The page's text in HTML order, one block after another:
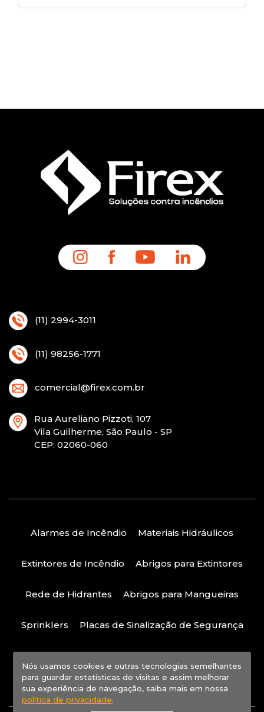
Alarmes de Incêndio Materiais Hidráulicos
Extintores de Incêndio Abrigos para Extintores
Rede de Hidrantes Abrigos para Mangueiras
Sprinklers Placas de Sinalização de Segurança
(11) 2994-3011
(11) 98256-1771
comercial@firex.com.br
Rua Aureliano Pizzoti, 107
Vila Guilherme, São Paulo - SP
CEP: 02060-060
Nós usamos cookies e outras tecnologias semelhantes
para guardar estatísticas de visitas e assim melhorar
sua experiência de navegação, saiba mais em nossa
política de privacidade.